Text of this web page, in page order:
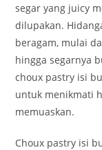
segar yang juicy
dilupakan.
beragam, mulai
hingga segarnya
choux pastry isi
untuk menikmati
memuaskan.
Choux pastry isi